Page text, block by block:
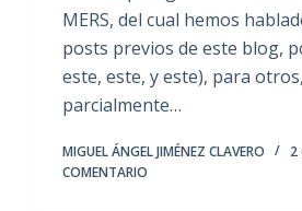
MERS, del cual hemos
posts previos de este blog,
este, este, y este), para
parcialmente…
MIGUEL ÁNGEL JIMÉNEZ CLAVERO 2
COMENTARIO